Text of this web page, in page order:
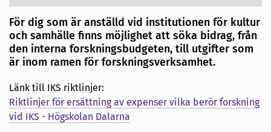
För dig som är anställd vid institutionen för kultur
och samhälle finns möjlighet att söka bidrag, från
den interna forskningsbudgeten, till utgifter som
är inom ramen för forskningsverksamhet.
Länk till IKS riktlinjer:
Riktlinjer för ersättning av expenser vilka berör forskning
vid IKS - Högskolan Dalarna